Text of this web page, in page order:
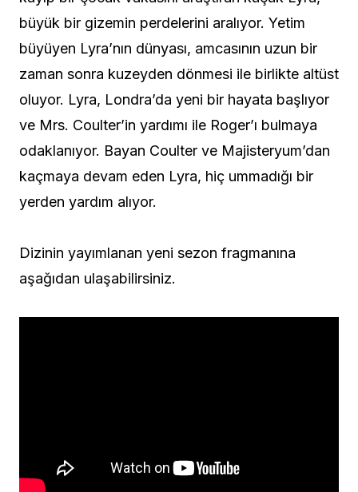
büyük bir gizemin perdelerini aralıyor. Yetim
büyüyen Lyra’nın dünyası, amcasının uzun bir
zaman sonra kuzeyden dönmesi ile birlikte altüst
oluyor. Lyra, Londra’da yeni bir hayata başlıyor
ve Mrs. Coulter’in yardımı ile Roger’ı bulmaya
odaklanıyor. Bayan Coulter ve Majisteryum’dan
kaçmaya devam eden Lyra, hiç ummadığı bir
yerden yardım alıyor.
Dizinin yayımlanan yeni sezon fragmanına
aşağıdan ulaşabilirsiniz.